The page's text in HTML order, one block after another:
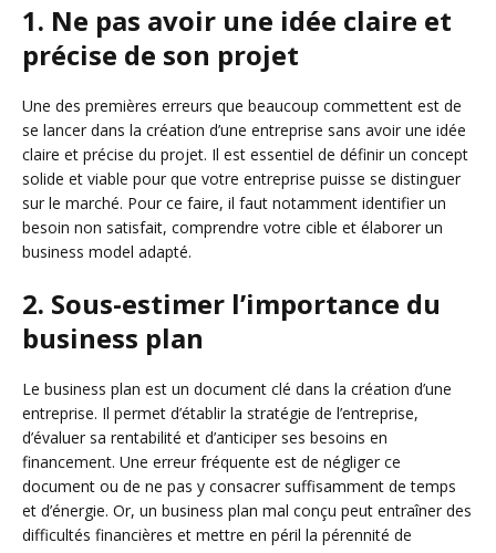
1. Ne pas avoir une idée claire et
précise de son projet
Une des premières erreurs que beaucoup commettent est de
se lancer dans la création d’une entreprise sans avoir une idée
claire et précise du projet. Il est essentiel de définir un concept
solide et viable pour que votre entreprise puisse se distinguer
sur le marché. Pour ce faire, il faut notamment identifier un
besoin non satisfait, comprendre votre cible et élaborer un
business model adapté.
2. Sous-estimer l’importance du
business plan
Le business plan est un document clé dans la création d’une
entreprise. Il permet d’établir la stratégie de l’entreprise,
d’évaluer sa rentabilité et d’anticiper ses besoins en
financement. Une erreur fréquente est de négliger ce
document ou de ne pas y consacrer suffisamment de temps
et d’énergie. Or, un business plan mal conçu peut entraîner des
difficultés financières et mettre en péril la pérennité de